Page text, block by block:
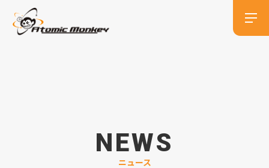
NEWS
ニュース